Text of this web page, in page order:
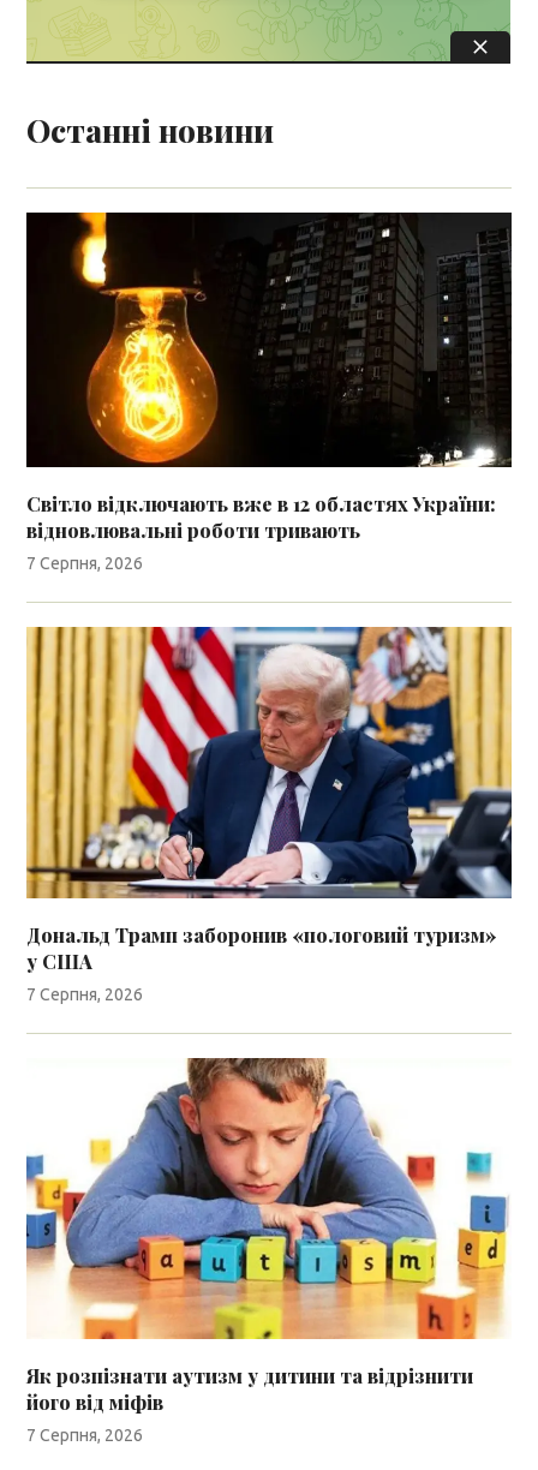
Останні новини
Світло відключають вже в 12 областях України:
відновлювальні роботи тривають
7 Серпня, 2026
Дональд Трамп заборонив «пологовий туризм»
у США
7 Серпня, 2026
Як розпізнати аутизм у дитини та відрізнити
його від міфів
7 Серпня, 2026